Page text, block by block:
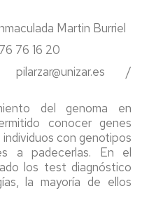
Martin Burriel
76 16 20
/
del genoma en
conocer genes
con genotipos
a padecerlas. En el
los test diagnóstico
la mayoría de ellos